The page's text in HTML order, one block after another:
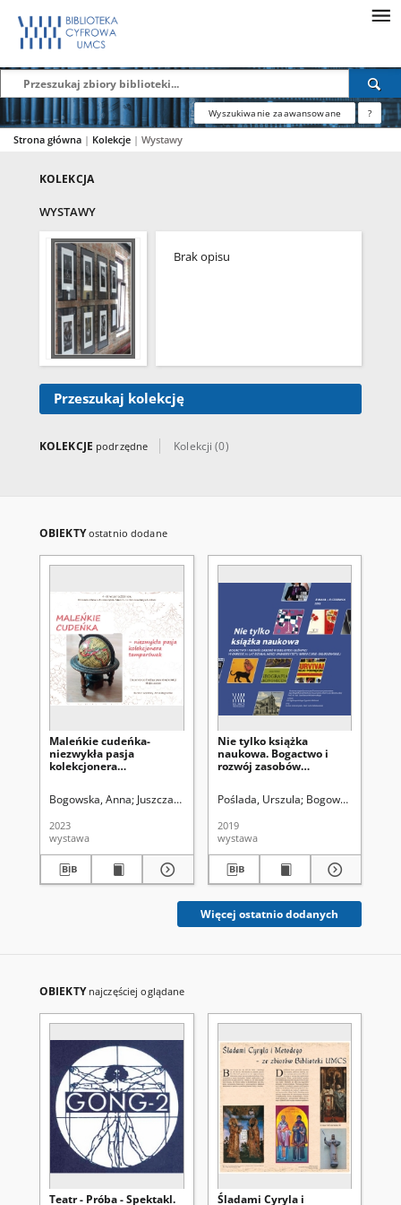
Wyszukiwanie zaawansowane ?
Strona główna | Kolekcje | Wystawy
KOLEKCJA
WYSTAWY
Brak opisu
Przeszukaj kolekcję
KOLEKCJE podrzędne Kolekcji (0)
OBIEKTYostatnio dodane
Maleńkie cudeńka-
niezwykła pasja
kolekcjonera
Bogowska, Anna Juszczak, Alicja. Właściciel eksponatów ; Poślada,
2023
wystawa
Nie tylko książka
naukowa. Bogactwo i
rozwój zasobów
działalności
Curie-Skłodowskiej
Poślada, Urszula Bogowska, Anna
2019
wystawa
Więcej ostatnio dodanych
OBIEKTY najczęściej oglądane
Teatr - Próba - Spektakl.
Śladami Cyryla i